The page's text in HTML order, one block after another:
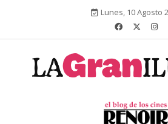
Lunes, 10 Agosto